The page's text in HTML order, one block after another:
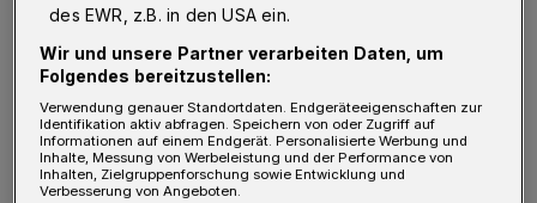
Marc Schulz) ist nun Verwaltungsratsmitglied (Archivbild).
„Anwesend waren auch der WSV-
des EWR, z.B. in den USA ein.
Wir und unsere Partner verarbeiten Daten, um
Folgendes bereitzustellen:
Verwendung genauer Standortdaten. Endgeräteeigenschaften zur
Identifikation aktiv abfragen. Speichern von oder Zugriff auf
Informationen auf einem Endgerät. Personalisierte Werbung und
Inhalte, Messung von Werbeleistung und der Performance von
Inhalten, Zielgruppenforschung sowie Entwicklung und
Verbesserung von Angeboten.